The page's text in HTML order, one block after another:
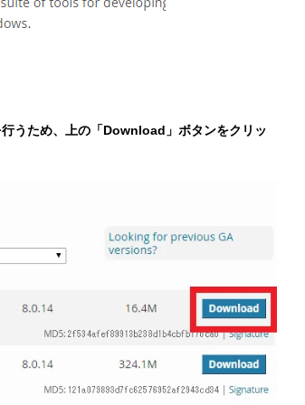
うため、上の「Download」ボタンをクリッ